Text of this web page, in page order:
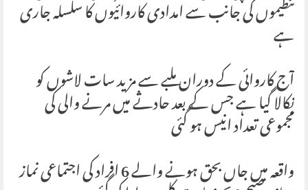
تنظیموں کی جانب سے امدادی کاروائیوں کا سلسلہ جاری
ہے
آج کاروائی کے دوران ملبے سے مزید سات لاشوں کو
نکالا گیا ہے جس کے بعد حادثے میں مرنے والی کی
مجموعی تعداد انیس ہو گئی
واقعہ میں جاں بحق ہونے والے 6 افراد کی اجتماعی نماز